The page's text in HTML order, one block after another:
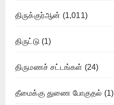
திருக்குர்ஆன் (1,011)
திருட்டு (1)
திருமணச் சட்டங்கள் (24)
தீமைக்கு துணை போகுதல் (1)